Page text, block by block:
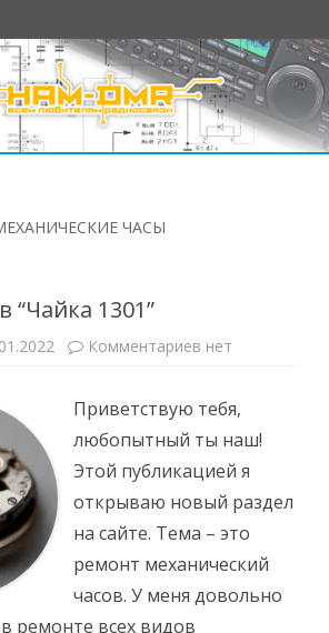
ЧАСЫ
“Чайка 1301”
Комментариев к
“Чайка
1301”
нет
Приветствую тебя,
любопытный ты наш!
Этой публикацией я
открываю новый раздел
на сайте. Тема – это
ремонт механический
часов. У меня довольно
ремонте всех видов